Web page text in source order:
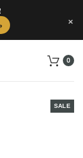
0
SALE
×